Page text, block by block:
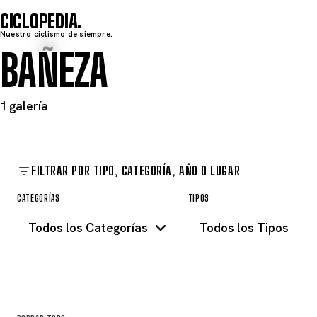
CICLOPEDIA
Nuestro ciclismo de siempre.
BAÑEZA
1 galería
FILTRAR POR TIPO, CATEGORÍA, AÑO O LUGAR
CATEGORÍAS TIPOS